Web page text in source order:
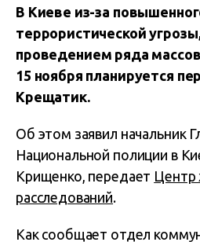
В Киеве из-за
террористической
проведением ряда
15 ноября планируется
Крещатик.
Об этом заявил начальник
Национальной полиции в
Крищенко, передает Центр
расследований.
Как сообщает отдел